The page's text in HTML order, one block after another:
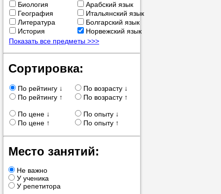
пожелания.
Или найдите
нашей базе
Биология
Арабский язык
География
Итальянский язык
Литература
Болгарский язык
История
Норвежский язык
Показать все предметы >>>
Сортировка:
По рейтингу ↓
По возрасту ↓
По рейтингу ↑
По возрасту ↑
По цене ↓
По опыту ↓
По цене ↑
По опыту ↑
Место занятий:
Не важно
У ученика
У репетитора